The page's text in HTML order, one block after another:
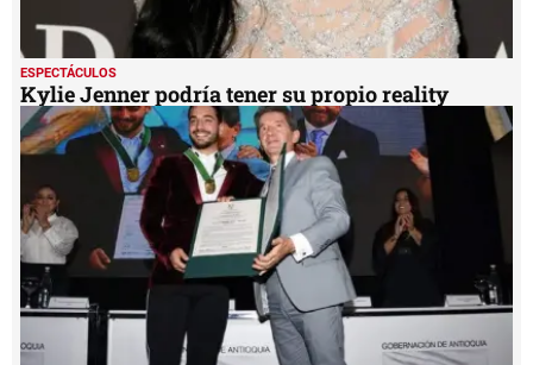
ESPECTÁCULOS
Kylie Jenner podría tener su propio reality